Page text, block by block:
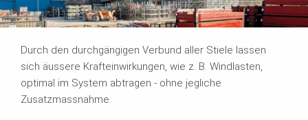
Durch den durchgängigen Verbund aller Stiele lassen
sich äussere Krafteinwirkungen, wie z. B. Windlasten,
optimal im System abtragen - ohne jegliche
Zusatzmassnahme.